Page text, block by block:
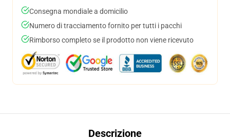
Consegna mondiale a domicilio
Numero di tracciamento fornito per tutti i pacchi
Rimborso completo se il prodotto non viene ricevuto
Descrizione